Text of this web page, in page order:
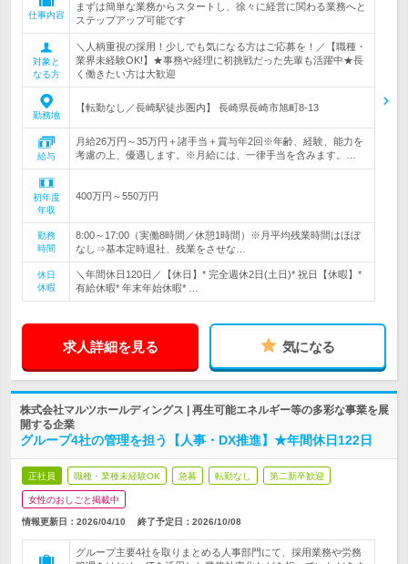
仕事内容
まずは簡単な業務からスタートし、徐々に経営に関わる業務へと
ステップアップ可能です
対象と
なる方
＼人柄重視の採用！少しでも気になる方はご応募を！／【職種・
業界未経験OK!】★事務や経理に初挑戦だった先輩も活躍中★長
く働きたい方は大歓迎
勤務地
【転勤なし／長崎駅徒歩圏内】 長崎県長崎市旭町8-13
給与
月給26万円～35万円＋諸手当＋賞与年2回※年齢、経験、能力を
考慮の上、優遇します。※月給には、一律手当を含みます。…
初年度
年収
400万円～550万円
勤務
時間
8:00～17:00（実働8時間／休憩1時間）※月平均残業時間はほぼ
なし⇒基本定時退社、残業をさせな…
休日
休暇
＼年間休日120日／【休日】* 完全週休2日(土日)* 祝日【休暇】*
有給休暇* 年末年始休暇* …
求人詳細を見る 気になる
株式会社マルツホールディングス | 再生可能エネルギー等の多彩な事業を展
開する企業
グループ4社の管理を担う【人事・DX推進】★年間休日122日
正社員 職種・業種未経験OK 急募 転勤なし 第二新卒歓迎
女性のおしごと掲載中
情報更新日：2026/04/10 終了予定日： 2026/10/08
グループ主要4社を取りまとめる人事部門にて、採用業務や労務